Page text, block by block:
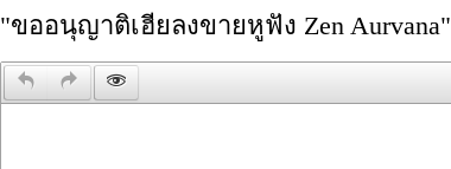
"ขออนุญาติเฮียลงขายหูฟัง Zen Aurvana"